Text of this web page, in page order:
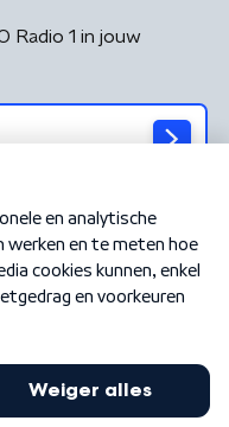
Radio 1 in jouw